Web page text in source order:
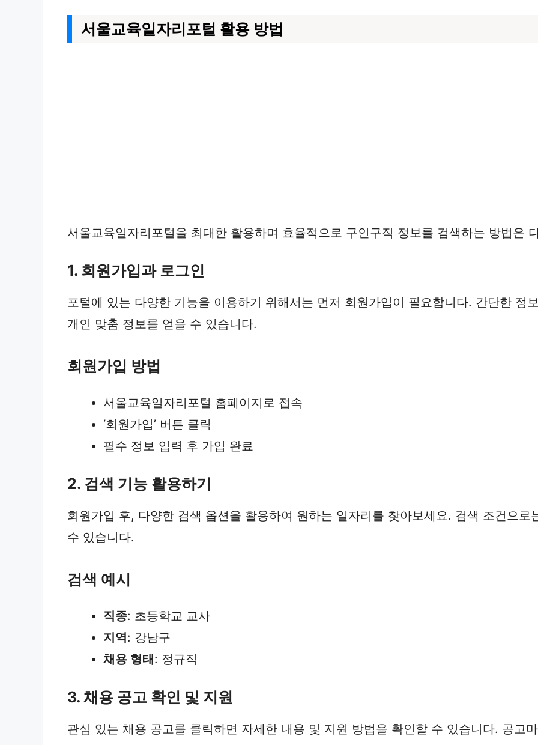
서울교육일자리포털 활용 방법
서울교육일자리포털을 최대한 활용하며 효율적으로 구인구직 정보를 검색하는 방법은
1. 회원가입과 로그인
포털에 있는 다양한 기능을 이용하기 위해서는 먼저 회원가입이 필요합니다. 간단한 정
개인 맞춤 정보를 얻을 수 있습니다.
회원가입 방법
서울교육일자리포털 홈페이지로 접속
‘회원가입’ 버튼 클릭
필수 정보 입력 후 가입 완료
2. 검색 기능 활용하기
회원가입 후, 다양한 검색 옵션을 활용하여 원하는 일자리를 찾아보세요. 검색 조건으
수 있습니다.
검색 예시
직종: 초등학교 교사
지역: 강남구
채용 형태: 정규직
3. 채용 공고 확인 및 지원
관심 있는 채용 공고를 클릭하면 자세한 내용 및 지원 방법을 확인할 수 있습니다. 공고